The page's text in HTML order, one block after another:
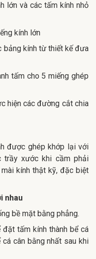
lớn và các tấm kính nhỏ
kính lớn
bảng kính từ thiết kế đưa
tấm cho 5 miếng ghép
hiện các đường cắt chia
được ghép khớp lại với
trầy xước khi cầm phải
kính thật kỹ, đặc biệt
nhau
bề mặt bằng phẳng.
tấm kính thành bể cá
cân bằng nhất sau khi